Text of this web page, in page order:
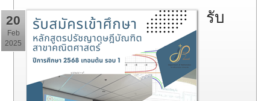
20
Feb
2025
รับ